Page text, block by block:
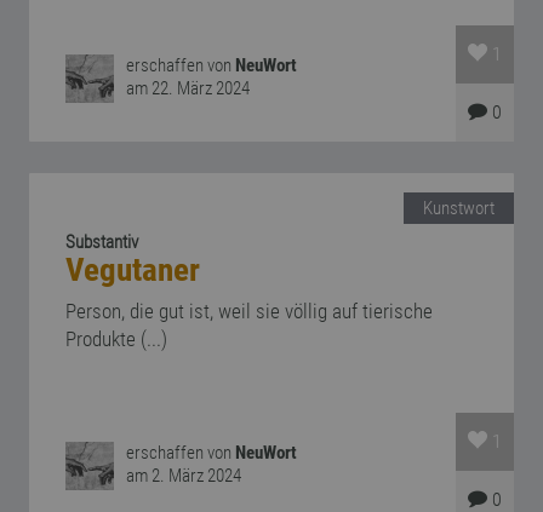
erschaffen von NeuWort
am 22. März 2024
1
0
Kunstwort
Substantiv
Vegutaner
Person, die gut ist, weil sie völlig auf tierische
Produkte (...)
erschaffen von NeuWort
am 2. März 2024
1
0